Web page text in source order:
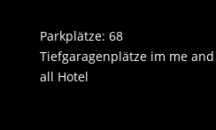
Parkplätze: 68
Tiefgaragenplätze im me and
all Hotel